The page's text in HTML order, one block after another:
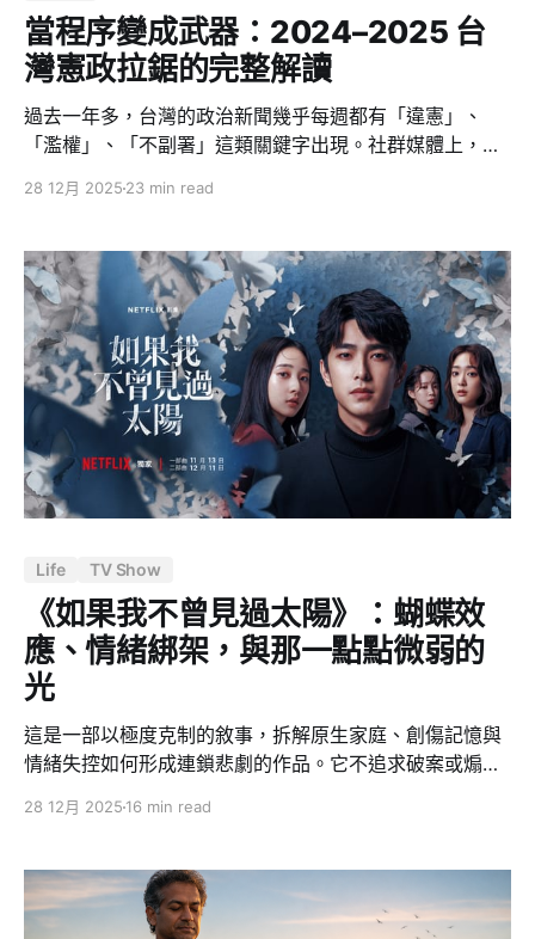
當程序變成武器：2024–2025 台
灣憲政拉鋸的完整解讀
過去一年多，台灣的政治新聞幾乎每週都有「違憲」、
「濫權」、「不副署」這類關鍵字出現。社群媒體上，藍
「毀憲亂政」。但如果你真的想搞懂發生了什麼事，這些
驗證的事實」和「立場式敘事」拆開，讓你自己判斷。我
會用三個層次來講這件事： 1. 發生了什麼（時間軸）、 2.
法條怎麼寫（制度底座）、 3. 以及社群在吵什麼（爭議拆
解）。 為什麼 2024 之後所有衝突都往憲法法庭丟？ 要
理解這場憲政風暴，得先看清楚 2024 年選舉之後的政治
結構。 2024 年總統大選，民進黨的賴清德勝出，但立法
院的席次卻形成「藍白大於綠」的格局——國民黨加上民
眾黨的席次超過民進黨。這在台灣民主化以來是相對少見
的「分立政府」狀態：行政權（總統與行政院）由一個政
黨掌握，立法權卻由另一方佔多數，
28 12月 2025 23 min read
Life TV Show
《如果我不曾見過太陽》：蝴蝶效
應、情緒綁架，與那一點點微弱的
光
這是一部以極度克制的敘事，拆解原生家庭、創傷記憶與
情緒失控如何形成連鎖悲劇的作品。它不追求破案或煽
反射行為，都可能放大成無法回頭的人生斷點。劇中沒有
及制度與資源不對等下的無力。核心命題只有一個：真正
毀掉人生的，往往不是黑暗本身，而是見過光之後，再次
28 12月 2025 16 min read